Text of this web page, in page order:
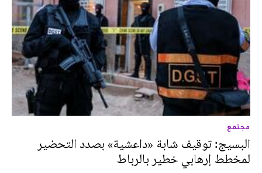
مجتمع
البسيج: توقيف شابة «داعشية» بصدد التحضير
لمخطط إرهابي خطير بالرباط